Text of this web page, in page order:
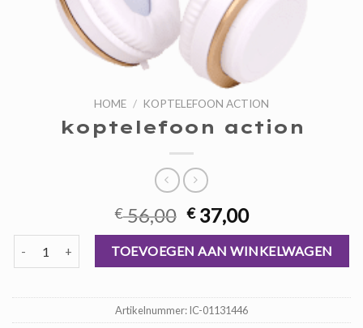
HOME / KOPTELEFOON ACTION
koptelefoon action
€56,00 Oorspronkelijke
prijs
was:
€ 56,00.
€37,00Huidige
prijs
is:
€ 37,00.
koptelefoon action aantalTOEVOEGEN AAN WINKELWAGEN
Artikelnummer:IC-01131446